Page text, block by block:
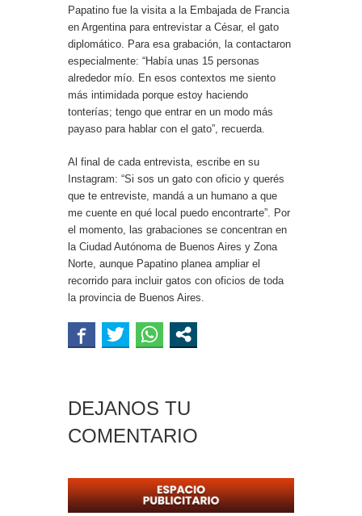
Papatino fue la visita a la Embajada de Francia
en Argentina para entrevistar a César, el gato
diplomático. Para esa grabación, la contactaron
especialmente: “Había unas 15 personas
alrededor mío. En esos contextos me siento
más intimidada porque estoy haciendo
tonterías; tengo que entrar en un modo más
payaso para hablar con el gato”, recuerda.
Al final de cada entrevista, escribe en su
Instagram: “Si sos un gato con oficio y querés
que te entreviste, mandá a un humano a que
me cuente en qué local puedo encontrarte”. Por
el momento, las grabaciones se concentran en
la Ciudad Autónoma de Buenos Aires y Zona
Norte, aunque Papatino planea ampliar el
recorrido para incluir gatos con oficios de toda
la provincia de Buenos Aires.
DEJANOS TU
COMENTARIO